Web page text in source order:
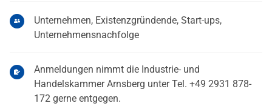
Unternehmen, Existenzgründende, Start-ups,
Unternehmensnachfolge
Anmeldungen nimmt die Industrie- und
Handelskammer Arnsberg unter Tel. +49 2931 878-
172 gerne entgegen.